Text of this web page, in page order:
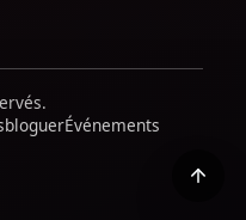
bloguerÉvénements